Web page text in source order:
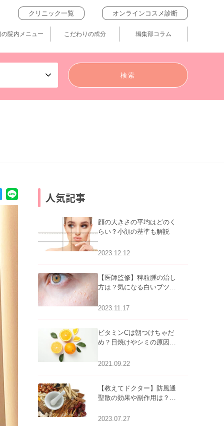
クリニック一覧 オンラインコスメ診断
の院内メニュー こだわりの成分 編集部コラム
人気記事
顔の大きさの平均はどのく
らい？小顔の基準も解説
2023.12.12
【医師監修】稗粒腫の治し
方は？気になる白いブツブ
アについて
2023.11.17
ビタミンCは朝つけちゃだ
め？日焼けやシミの原因に
2021.09.22
【教えてドクター】防風通
聖散の効果や副作用は？長
2023.07.27